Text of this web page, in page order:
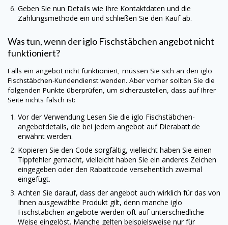
Geben Sie nun Details wie Ihre Kontaktdaten und die
Zahlungsmethode ein und schließen Sie den Kauf ab.
Was tun, wenn der iglo Fischstäbchen angebot nicht
funktioniert?
Falls ein angebot nicht funktioniert, müssen Sie sich an den iglo
Fischstäbchen-Kundendienst wenden. Aber vorher sollten Sie die
folgenden Punkte überprüfen, um sicherzustellen, dass auf Ihrer
Seite nichts falsch ist:
Vor der Verwendung Lesen Sie die iglo Fischstäbchen-
angebotdetails, die bei jedem angebot auf Dierabatt.de
erwähnt werden.
Kopieren Sie den Code sorgfältig, vielleicht haben Sie einen
Tippfehler gemacht, vielleicht haben Sie ein anderes Zeichen
eingegeben oder den Rabattcode versehentlich zweimal
eingefügt.
Achten Sie darauf, dass der angebot auch wirklich für das von
Ihnen ausgewählte Produkt gilt, denn manche iglo
Fischstäbchen angebote werden oft auf unterschiedliche
Weise eingelöst. Manche gelten beispielsweise nur für